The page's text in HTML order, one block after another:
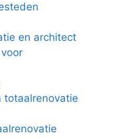
en architect
totaalrenovatie